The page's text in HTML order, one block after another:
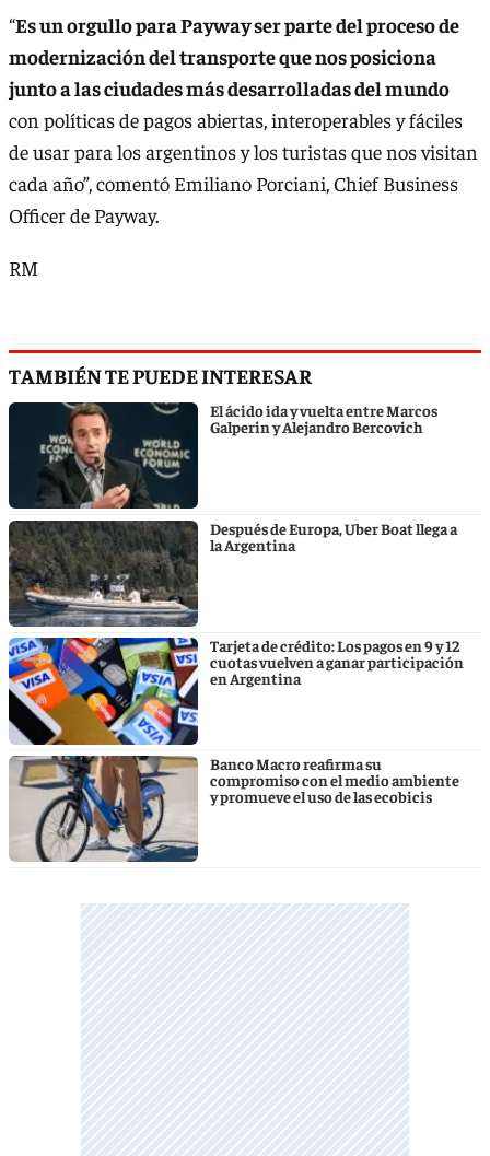
“Es un orgullo para Payway ser parte del proceso de
modernización del transporte que nos posiciona
junto a las ciudades más desarrolladas del mundo
con políticas de pagos abiertas, interoperables y fáciles
de usar para los argentinos y los turistas que nos visitan
cada año”, comentó Emiliano Porciani, Chief Business
Officer de Payway.
RM
TAMBIÉN TE PUEDE INTERESAR
El ácido ida y vuelta entre Marcos
Galperin y Alejandro Bercovich
Después de Europa, Uber Boat llega a
la Argentina
Tarjeta de crédito: Los pagos en 9 y 12
cuotas vuelven a ganar participación
en Argentina
Banco Macro reafirma su
compromiso con el medio ambiente
y promueve el uso de las ecobicis